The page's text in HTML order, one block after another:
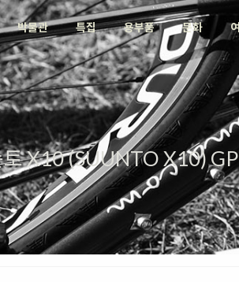
박물관 특집 용부품 문화
X10 (SUUNTO X10)